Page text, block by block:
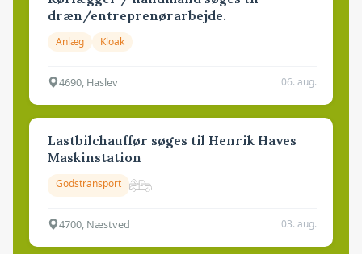
dræn/entreprenørarbejde.
Anlæg Kloak
4690, Haslev 06. aug.
Lastbilchauffør søges til Henrik Haves
Maskinstation
Godstransport
4700, Næstved 03. aug.